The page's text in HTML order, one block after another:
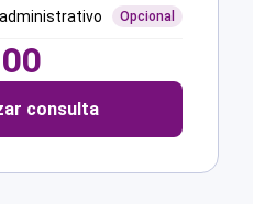
Opcional
consulta